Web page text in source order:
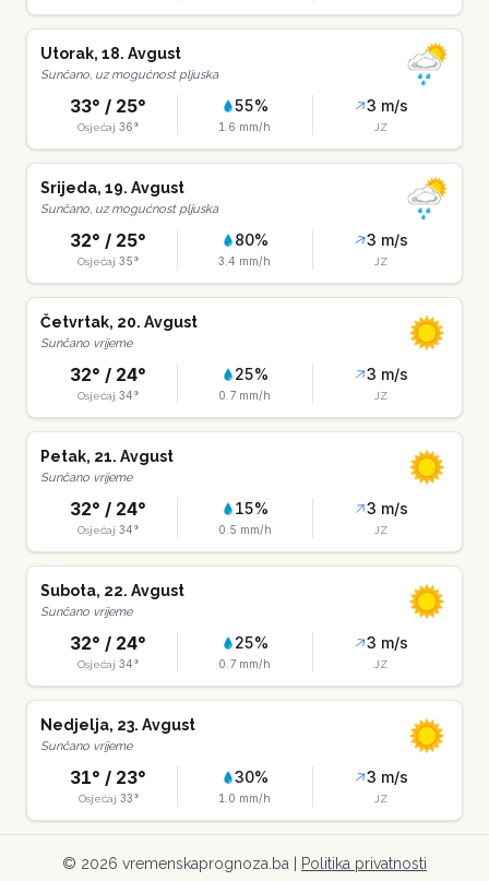
Utorak, 18. Avgust
Sunčano, uz mogućnost pljuska
33° / 25°
Osjećaj 36°
55%
1.6 mm/h
3 m/s
JZ
Srijeda, 19. Avgust
Sunčano, uz mogućnost pljuska
32° / 25°
Osjećaj 35°
80%
3.4 mm/h
3 m/s
JZ
Četvrtak, 20. Avgust
Sunčano vrijeme
32° / 24°
Osjećaj 34°
25%
0.7 mm/h
3 m/s
JZ
Petak, 21. Avgust
Sunčano vrijeme
32° / 24°
Osjećaj 34°
15%
0.5 mm/h
3 m/s
JZ
Subota, 22. Avgust
Sunčano vrijeme
32° / 24°
Osjećaj 34°
25%
0.7 mm/h
3 m/s
JZ
Nedjelja, 23. Avgust
Sunčano vrijeme
31° / 23°
Osjećaj 33°
30%
1.0 mm/h
3 m/s
JZ
© 2026 vremenskaprognoza.ba | Politika privatnosti